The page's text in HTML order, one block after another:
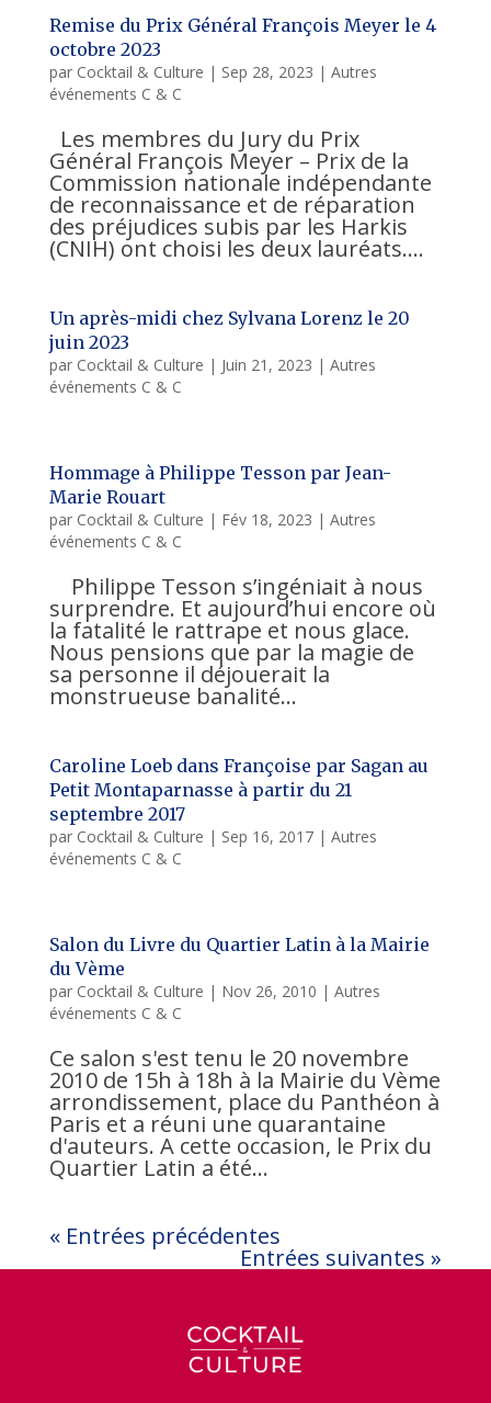
Remise du Prix Général François Meyer le 4
octobre 2023
par Cocktail & Culture | Sep 28, 2023 | Autres
événements C & C
Les membres du Jury du Prix
Général François Meyer – Prix de la
Commission nationale indépendante
de reconnaissance et de réparation
des préjudices subis par les Harkis
(CNIH) ont choisi les deux lauréats....
Un après-midi chez Sylvana Lorenz le 20
juin 2023
par Cocktail & Culture | Juin 21, 2023 | Autres
événements C & C
Hommage à Philippe Tesson par Jean-
Marie Rouart
par Cocktail & Culture | Fév 18, 2023 | Autres
événements C & C
Philippe Tesson s’ingéniait à nous
surprendre. Et aujourd’hui encore où
la fatalité le rattrape et nous glace.
Nous pensions que par la magie de
sa personne il déjouerait la
monstrueuse banalité...
Caroline Loeb dans Françoise par Sagan au
Petit Montaparnasse à partir du 21
septembre 2017
par Cocktail & Culture | Sep 16, 2017| Autres
événements C & C
Salon du Livre du Quartier Latin à la Mairie
du Vème
par Cocktail & Culture | Nov 26, 2010 | Autres
événements C & C
Ce salon s'est tenu le 20 novembre
2010 de 15h à 18h à la Mairie du Vème
arrondissement, place du Panthéon à
Paris et a réuni une quarantaine
d'auteurs. A cette occasion, le Prix du
Quartier Latin a été...
« Entrées précédentes
Entrées suivantes »